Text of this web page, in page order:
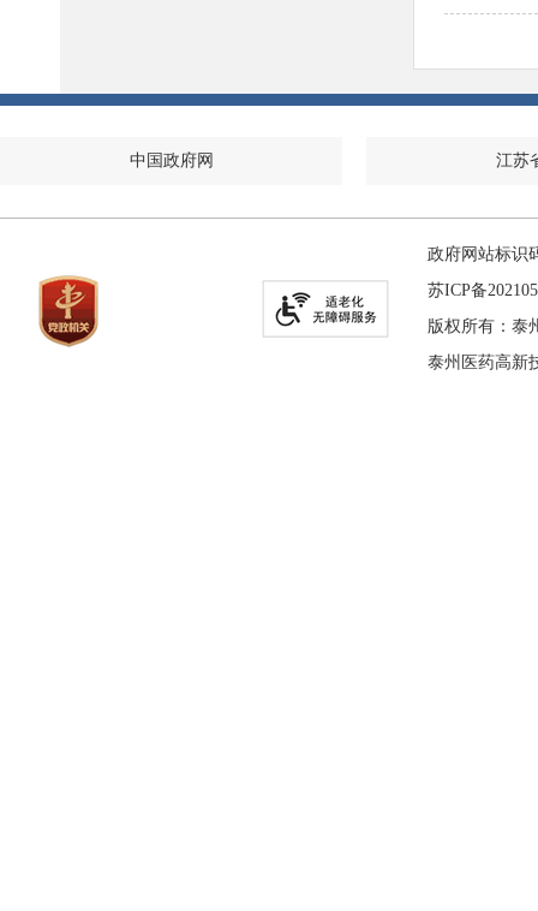
中国政府网 江苏
政府网站标识
苏ICP备
版权所有：泰
泰州医药高新